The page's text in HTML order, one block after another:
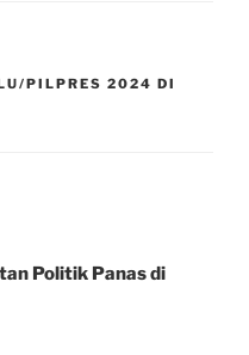
PILPRES 2024 DI
Politik Panas di